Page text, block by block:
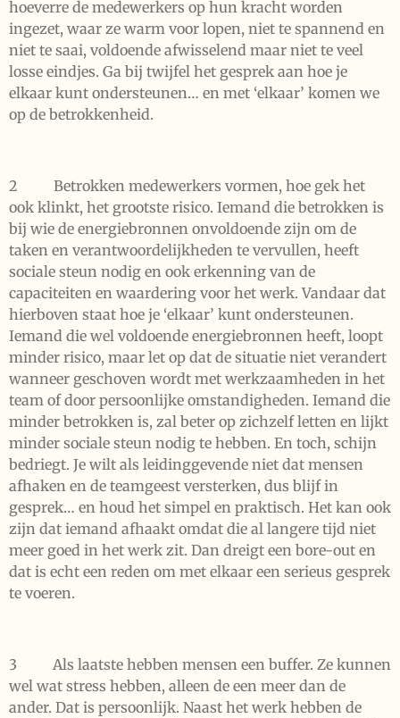
hoeverre de medewerkers op hun kracht worden
ingezet, waar ze warm voor lopen, niet te spannend en
niet te saai, voldoende afwisselend maar niet te veel
losse eindjes. Ga bij twijfel het gesprek aan hoe je
elkaar kunt ondersteunen… en met ‘elkaar’ komen we
op de betrokkenheid.
2 Betrokken medewerkers vormen, hoe gek het
ook klinkt, het grootste risico. Iemand die betrokken is
bij wie de energiebronnen onvoldoende zijn om de
taken en verantwoordelijkheden te vervullen, heeft
sociale steun nodig en ook erkenning van de
capaciteiten en waardering voor het werk. Vandaar dat
hierboven staat hoe je ‘elkaar’ kunt ondersteunen.
Iemand die wel voldoende energiebronnen heeft, loopt
minder risico, maar let op dat de situatie niet verandert
wanneer geschoven wordt met werkzaamheden in het
team of door persoonlijke omstandigheden. Iemand die
minder betrokken is, zal beter op zichzelf letten en lijkt
minder sociale steun nodig te hebben. En toch, schijn
bedriegt. Je wilt als leidinggevende niet dat mensen
afhaken en de teamgeest versterken, dus blijf in
gesprek… en houd het simpel en praktisch. Het kan ook
zijn dat iemand afhaakt omdat die al langere tijd niet
meer goed in het werk zit. Dan dreigt een bore-out en
dat is echt een reden om met elkaar een serieus gesprek
te voeren.
3 Als laatste hebben mensen een buffer. Ze kunnen
wel wat stress hebben, alleen de een meer dan de
ander. Dat is persoonlijk. Naast het werk hebben de